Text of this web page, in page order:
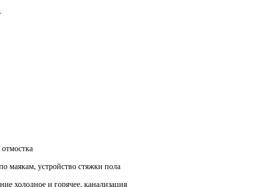
маякам, устройство стяжки пола
холодное и горячее, канализация